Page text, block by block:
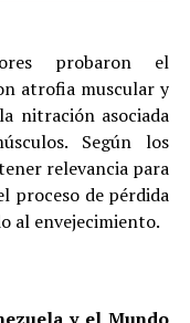
probaron el
atrofia muscular y
nitración asociada
Según los
relevancia para
proceso de pérdida
al envejecimiento.